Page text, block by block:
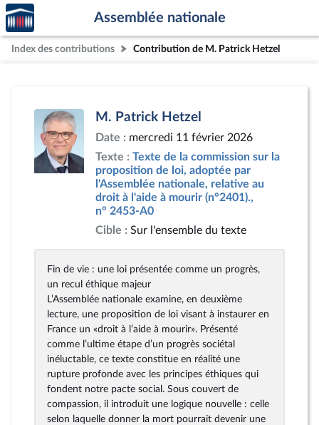
Aller au contenu
Aller en bas de la page
Accèder
à la
page
d'accueil
Assemblée nationale
Index des contributions Contribution de M. Patrick Hetzel
M. Patrick Hetzel
Date : mercredi 11 février 2026
Texte : Texte de la commission sur la
proposition de loi, adoptée par
l'Assemblée nationale, relative au
droit à l'aide à mourir (n°2401).,
n° 2453-A0
Cible : Sur l'ensemble du texte
Fin de vie : une loi présentée comme un progrès,
un recul éthique majeur
L’Assemblée nationale examine, en deuxième
lecture, une proposition de loi visant à instaurer en
France un «droit à l’aide à mourir». Présenté
comme l’ultime étape d’un progrès sociétal
inéluctable, ce texte constitue en réalité une
rupture profonde avec les principes éthiques qui
fondent notre pacte social. Sous couvert de
compassion, il introduit une logique nouvelle : celle
selon laquelle donner la mort pourrait devenir une